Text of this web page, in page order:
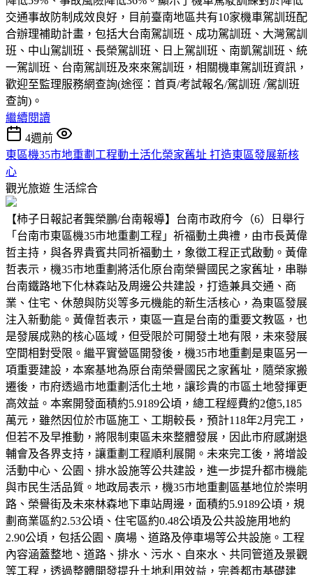
交通事故防制成效良好，目前臺南地區共有10家機車駕訓班配
合辦理補助計畫，包括大台南駕訓班、成功駕訓班、大灣駕訓
班、中山駕訓班、長榮駕訓班、日上駕訓班、南凱駕訓班、統
一駕訓班、台南駕訓班及來來駕訓班，相關機車駕訓班資訊，
歡迎至監理服務網查詢(途徑：首頁/考試報名/駕訓班 /駕訓班
查詢)。
繼續閱讀
4週前
東區機35市地重劃工程動土活化榮家舊址 打造東區發展新核
心
觀光旅遊 生活綜合
【柿子日報記者龔榮鵬/台南報導】台南市政府今（6）日舉行
「台南市東區機35市地重劃工程」祈福動土典禮，由市長黃偉
哲主持，與各界貴賓共同祈福動土，象徵工程正式啟動。黃偉
哲表示，機35市地重劃將活化原台南榮譽國民之家舊址，串聯
台南鐵路地下化林森站及周邊公共建設，打造兼具交通、商
業、住宅、休憩與防災等多元機能的新生活核心，為東區發展
注入新動能。黃偉哲表示，東區一直是台南的重要文教區，也
是發展成熟的核心區域，但受限於可開發土地有限，未來發展
空間相對受限。繼平實營區開發後，機35市地重劃是東區另一
項重要建設，本案基地為原台南榮譽國民之家舊址，隨榮家搬
遷後，市府透過市地重劃活化土地，讓珍貴的市區土地發揮更
高效益。本案開發面積約5.9189公頃，總工程經費約2億5,185
萬元，雖然因位於市區施工、工期較長，預計118年2月完工，
但若不及早推動，將限制東區未來整體發展，因此市府感謝退
輔會及各界支持，讓重劃工程順利展開。未來完工後，將增設
活動中心、公園、排水設施等公共建設，進一步提升都市機能
與市民生活品質。地政局表示，機35市地重劃區基地位於崇明
路、榮譽街及未來林森地下車站周邊，面積約5.9189公頃，規
劃商業區約2.53公頃、住宅區約0.48公頃及公共設施用地約
2.90公頃，包括公園、廣場、道路及停車場等公共設施。工程
內容涵蓋整地、道路、排水、污水、自來水、共同管道及景觀
等工程，透過整體開發提升土地利用效益，完善都市基礎建